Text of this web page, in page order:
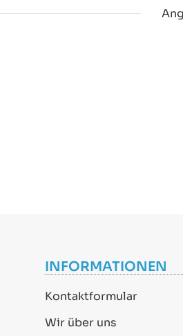
INFORMATIONEN
Kontaktformular
Wir über uns